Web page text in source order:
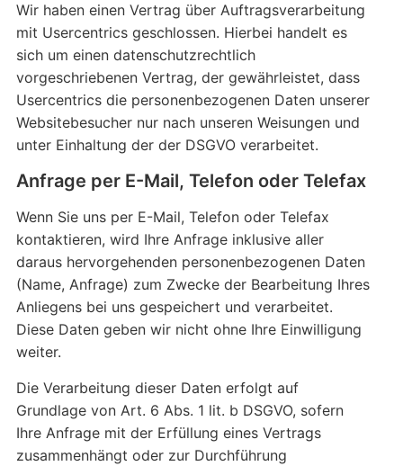
Wir haben einen Vertrag über Auftragsverarbeitung
mit Usercentrics geschlossen. Hierbei handelt es
sich um einen datenschutzrechtlich
vorgeschriebenen Vertrag, der gewährleistet, dass
Usercentrics die personenbezogenen Daten unserer
Websitebesucher nur nach unseren Weisungen und
unter Einhaltung der der DSGVO verarbeitet.
Anfrage per E-Mail, Telefon oder Telefax
Wenn Sie uns per E-Mail, Telefon oder Telefax
kontaktieren, wird Ihre Anfrage inklusive aller
daraus hervorgehenden personenbezogenen Daten
(Name, Anfrage) zum Zwecke der Bearbeitung Ihres
Anliegens bei uns gespeichert und verarbeitet.
Diese Daten geben wir nicht ohne Ihre Einwilligung
weiter.
Die Verarbeitung dieser Daten erfolgt auf
Grundlage von Art. 6 Abs. 1 lit. b DSGVO, sofern
Ihre Anfrage mit der Erfüllung eines Vertrags
zusammenhängt oder zur Durchführung